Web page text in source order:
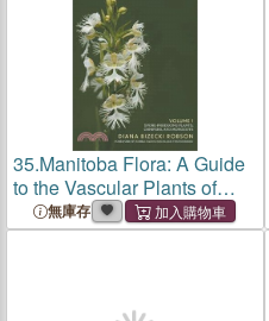
35.Manitoba Flora: A Guide
to the Vascular Plants of
Manitoba: Volume 1: Spore-
Producing Plants, Conifers,
無庫存